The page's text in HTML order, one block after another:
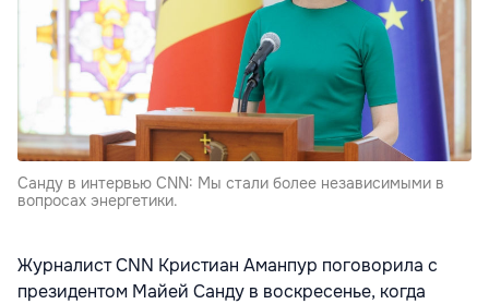
Санду в интервью CNN: Мы стали более независимыми в
вопросах энергетики.
Журналист CNN Кристиан Аманпур поговорила с
президентом Майей Санду в воскресенье, когда